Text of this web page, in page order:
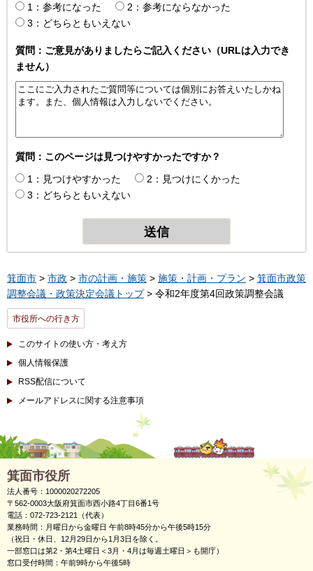
1：参考になった
2：参考にならなかった
3：どちらともいえない
質問：ご意見がありましたらご記入ください（URLは入力でき
ません）
質問：このページは見つけやすかったですか？
1：見つけやすかった
2：見つけにくかった
3：どちらともいえない
箕面市 > 市政 > 市の計画・施策 > 施策・計画・プラン > 箕面市政策
調整会議・政策決定会議トップ> 令和2年度第4回政策調整会議
市役所への行き方
このサイトの使い方・考え方
個人情報保護
RSS配信について
メールアドレスに関する注意事項
箕面市役所
法人番号：1000020272205
〒562-0003大阪府箕面市西小路4丁目6番1号
電話：072-723-2121（代表）
業務時間：月曜日から金曜日 午前8時45分から午後5時15分
（祝日・休日、12月29日から1月3日を除く。
一部窓口は第2・第4土曜日＜3月・4月は毎週土曜日＞も開庁）
窓口受付時間：午前9時から午後5時